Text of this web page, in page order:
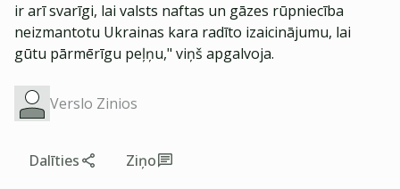
ir arī svarīgi, lai valsts naftas un gāzes rūpniecība
neizmantotu Ukrainas kara radīto izaicinājumu, lai
gūtu pārmērīgu peļņu," viņš apgalvoja.
Verslo Zinios
Dalīties Ziņo